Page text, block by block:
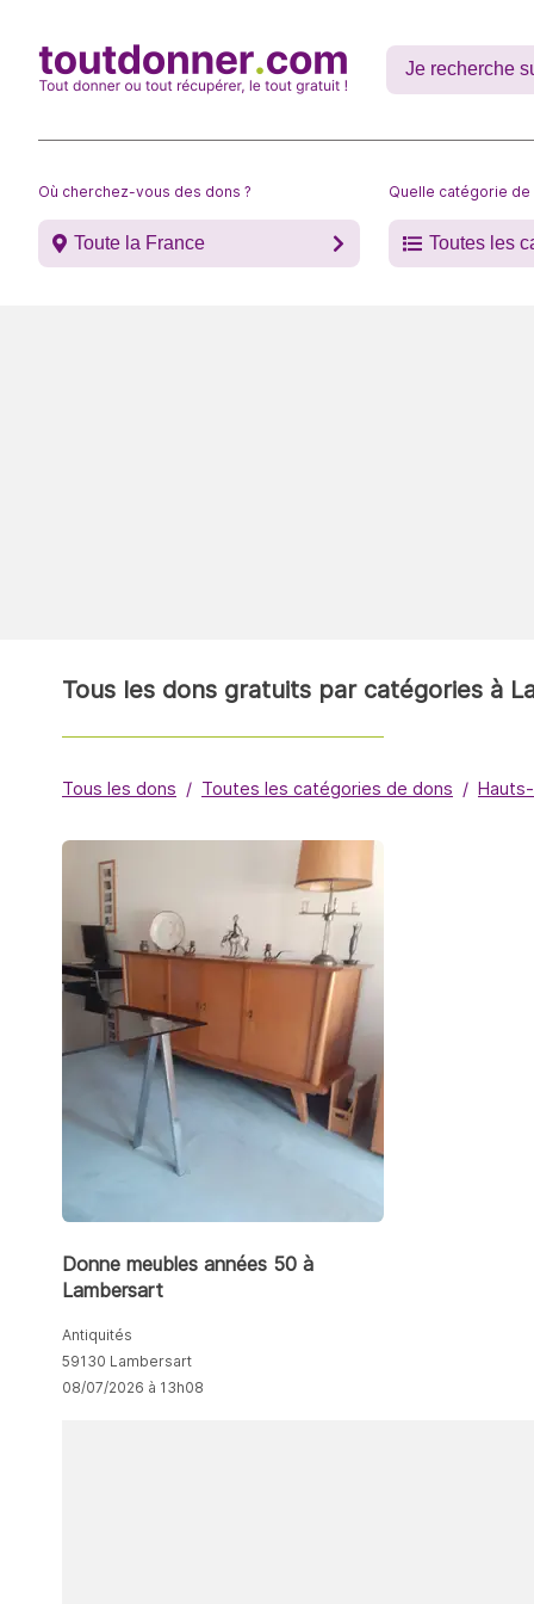
Où cherchez-vous des dons ?
Toute la France
Quelle catégorie de
Toutes les
Tous les dons gratuits par catégories à
Tous les dons Toutes les catégories de dons
Donne meubles années 50 à
Lambersart
Antiquités
59130 Lambersart
08/07/2026 à 13h08